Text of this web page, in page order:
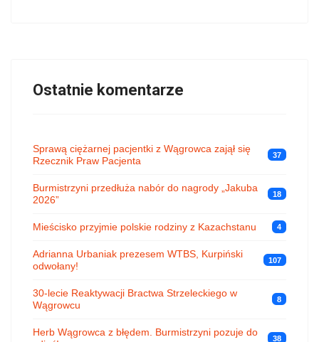
Ostatnie komentarze
Sprawą ciężarnej pacjentki z Wągrowca zajął się
Rzecznik Praw Pacjenta
37
Burmistrzyni przedłuża nabór do nagrody „Jakuba
2026”
18
Mieścisko przyjmie polskie rodziny z Kazachstanu 4
Adrianna Urbaniak prezesem WTBS, Kurpiński
odwołany!
107
30-lecie Reaktywacji Bractwa Strzeleckiego w
Wągrowcu
8
Herb Wągrowca z błędem. Burmistrzyni pozuje do
38